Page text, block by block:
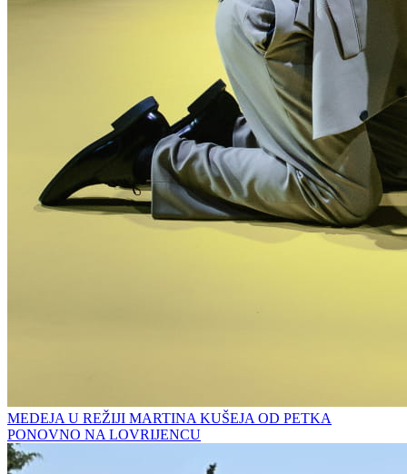
MEDEJA U REŽIJI MARTINA KUŠEJA OD PETKA
PONOVNO NA LOVRIJENCU